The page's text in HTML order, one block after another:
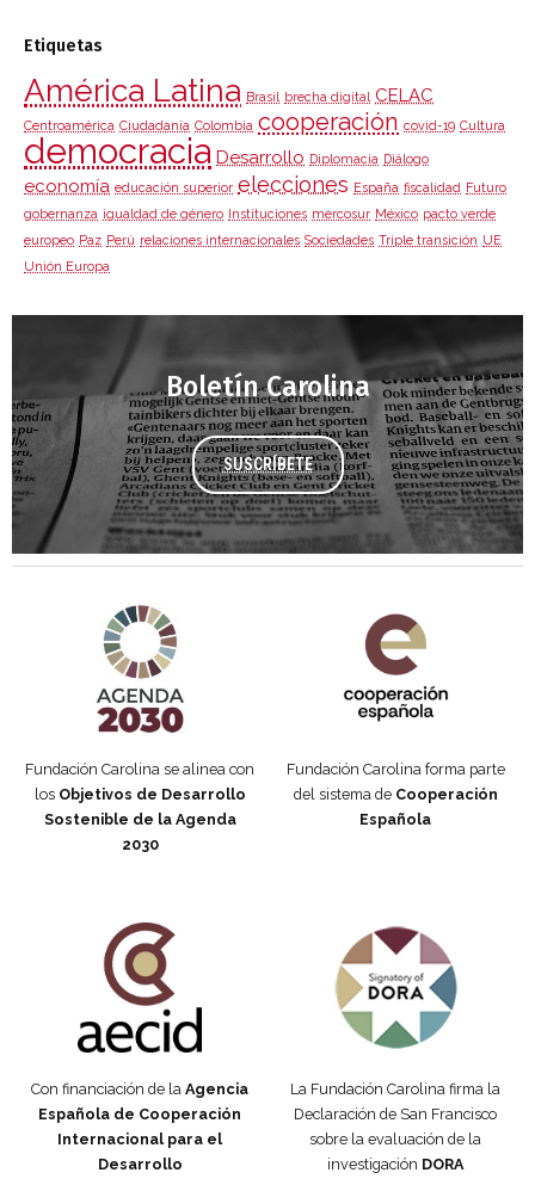
Etiquetas
América Latina Brasil brecha digital CELAC
Centroamérica Ciudadanía Colombia cooperación covid-19 Cultura
democracia Desarrollo Diplomacia Diálogo
economía educación superior elecciones España fiscalidad Futuro
gobernanza igualdad de género Instituciones mercosur México pacto verde
europeo Paz Perú relaciones internacionales Sociedades Triple transición UE
Unión Europa
Boletín Carolina
SUSCRÍBETE
Fundación Carolina se alinea con
los Objetivos de Desarrollo
Sostenible de la Agenda
2030
Fundación Carolina forma parte
del sistema de Cooperación
Española
Con financiación de la Agencia
Española de Cooperación
Internacional para el
Desarrollo
La Fundación Carolina firma la
Declaración de San Francisco
sobre la evaluación de la
investigación DORA